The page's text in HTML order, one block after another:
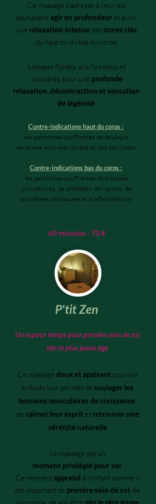
Ce massage s'adresse à ceux qui
souhaitent agir en profondeur et avoir
une relaxation intense des zones clés
du haut ou du bas du corps.
Lissages fluides, à la fois doux et
puissants, pour une profonde
relaxation, décontraction et sensation
de légèreté.
Contre-indications haut du corps :
les personnes souffrantes de douleurs
sérieuses au niveau du dos et des cervicales.
Contre-indications bas du corps :
les personnes souffrantes de troubles
circulatoires, de phlébites, de varices, de
problèmes cardiaques et d'inflammations.
60 minutes - 70 €
P'tit Zen
Un espace temps pour prendre soin de soi
dès le plus jeune âge
Ce massage doux et apaisant pour les
enfants leur permet de soulager les
tensions musculaires de croissance,
de calmer leur esprit et retrouver une
sérénité naturelle
Le massage est un
moment privilégié pour soi.
Ce moment apprend à l'enfant comme il
est important de prendre soin de soi, de
dès le plus jeune